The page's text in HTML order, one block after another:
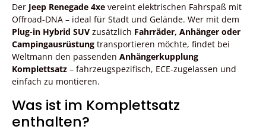
Der Jeep Renegade 4xe vereint elektrischen Fahrspaß mit
Offroad-DNA – ideal für Stadt und Gelände. Wer mit dem
Plug-in Hybrid SUV zusätzlich Fahrräder, Anhänger oder
Campingausrüstung transportieren möchte, findet bei
Weltmann den passenden Anhängerkupplung
Komplettsatz – fahrzeugspezifisch, ECE-zugelassen und
einfach zu montieren.
Was ist im Komplettsatz
enthalten?